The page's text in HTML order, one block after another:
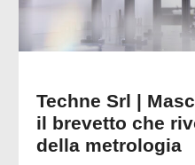
Techne Srl |
il brevetto che
della metrologia